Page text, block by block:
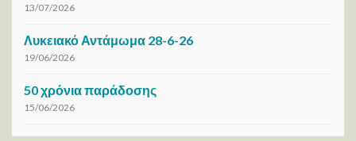
13/07/2026
Λυκειακό Αντάμωμα 28-6-26
19/06/2026
50 χρόνια παράδοσης
15/06/2026